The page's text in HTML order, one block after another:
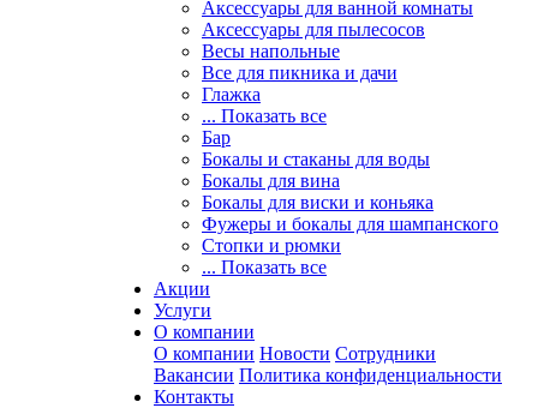
Аксессуары для ванной комнаты
Аксессуары для пылесосов
Весы напольные
Все для пикника и дачи
Глажка
... Показать все
Бар
Бокалы и стаканы для воды
Бокалы для вина
Бокалы для виски и коньяка
Фужеры и бокалы для шампанского
Стопки и рюмки
... Показать все
Акции
Услуги
О компании
О компании Новости Сотрудники
Вакансии Политика конфиденциальности
Контакты